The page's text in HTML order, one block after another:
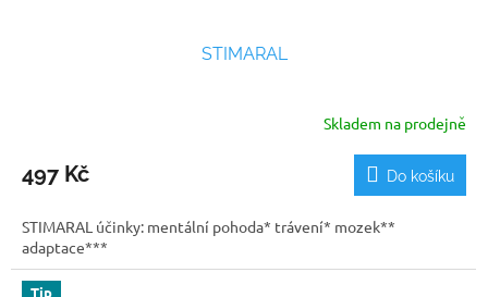
STIMARAL
produktu
je
z
5
hvězdiček.
Skladem na prodejně
497 Kč Do košíku
STIMARAL účinky: mentální pohoda* trávení* mozek**
adaptace***
Tip